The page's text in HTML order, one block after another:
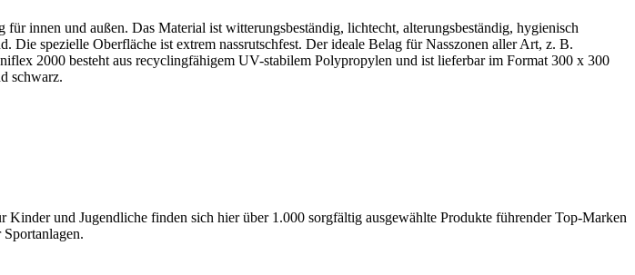
innen und außen. Das Material ist witterungsbeständig, lichtecht, alterungsbeständig, hygienisch
spezielle Oberfläche ist extrem nassrutschfest. Der ideale Belag für Nasszonen aller Art, z. B.
2000 besteht aus recyclingfähigem UV-stabilem Polypropylen und ist lieferbar im Format 300 x 300
schwarz.
und Jugendliche finden sich hier über 1.000 sorgfältig ausgewählte Produkte führender Top-Marken